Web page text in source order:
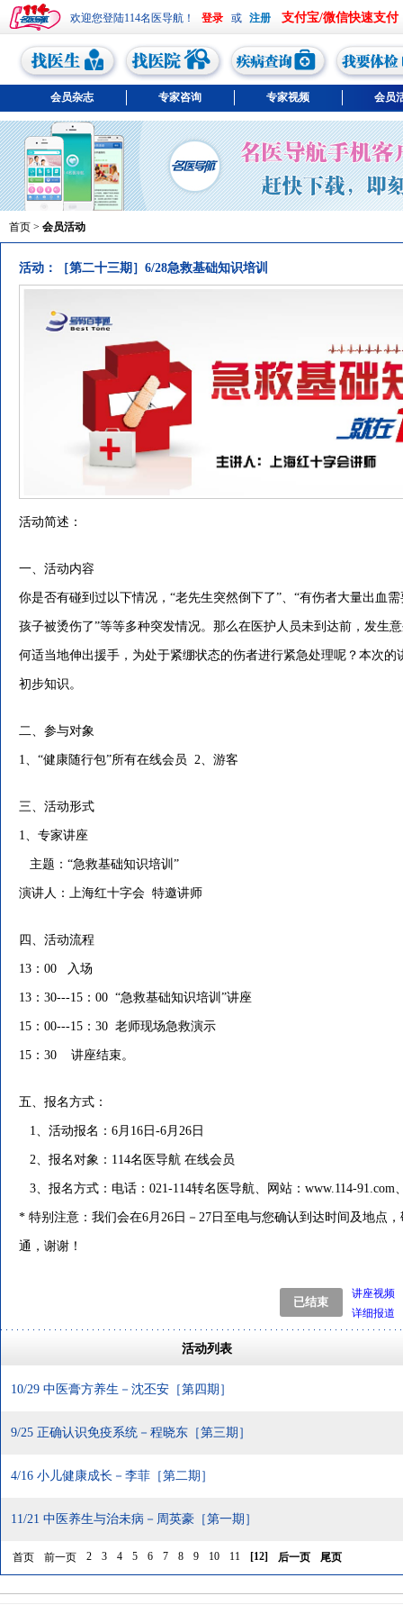
欢迎您登陆114名医导航！ 或 支付宝/微信快速支付
会员杂志 专家咨询 专家视频 会员
首页 > 会员活动
活动：［第二十三期］6/28急救基础知识培训
活动简述：
一、活动内容
你是否有碰到过以下情况，“老先生突然倒下了”、“有伤者大量出血
孩子被烫伤了”等等多种突发情况。那么在医护人员未到达前，发生
何适当地伸出援手，为处于紧绷状态的伤者进行紧急处理呢？本次
初步知识。
二、参与对象
1、“健康随行包”所有在线会员 2、游客
三、活动形式
1、专家讲座
主题：“急救基础知识培训”
演讲人：上海红十字会 特邀讲师
四、活动流程
13：00 入场
13：30---15：00 “急救基础知识培训”讲座
15：00---15：30 老师现场急救演示
15：30 讲座结束。
五、报名方式：
1、活动报名：6月16日-6月26日
2、报名对象：114名医导航 在线会员
3、报名方式：电话：021-114转名医导航、网站： www.114-91.com
* 特别注意：我们会在6月26日－27日至电与您确认到达时间及地点
通，谢谢！
讲座视频
详细报道
活动列表
10/29 中医膏方养生－沈丕安［第四期］
9/25 正确认识免疫系统－程晓东［第三期］
4/16 小儿健康成长－李菲［第二期］
11/21 中医养生与治未病－周英豪［第一期］
首页 前一页 2 3 4 5 6 7 8 9 10 11 [12] 后一页 尾页